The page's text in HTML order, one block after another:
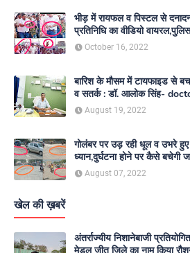
भीड़ में रायफल व पिस्टल से
प्रतिनिधि का वीडियो
media
October 16, 2022
बारिश के मौसम में टायफाइड से
व सतर्क : डॉ. आलोक सिंह-
August 19, 2022
गोलंबर पर उड़ रही धूल व उभरे
ध्यान,दुर्घटना होने पर कैसे
August 07, 2022
खेल की ख़बरें
अंतर्राज्यीय निशानेबाजी